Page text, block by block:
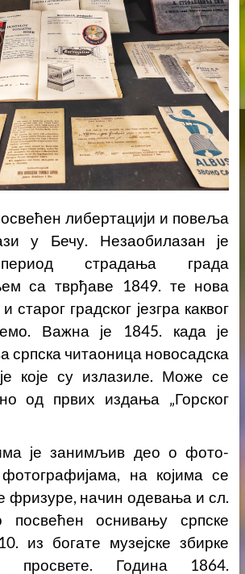
либертацији и повеља
у Бечу. Незаобилазан је
страдања града
са тврђаве 1849. те нова
старог градског језгра каквог
Важна је 1845. када је
српска читаоница новосадска
које су излазиле. Може се
од првих издања „Горског
је занимљив део о фото-
на којима се
фризуре, начин одевања и сл.
оснивању српске
из богате музејске збирке
просвете. Година 1864.